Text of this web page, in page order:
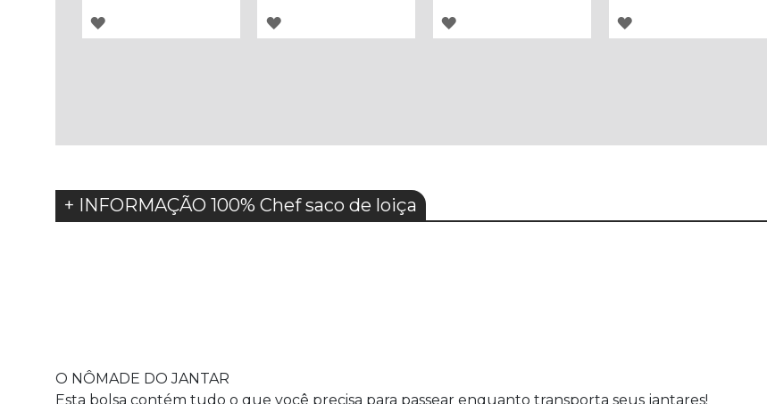
ADICIONAR
DESEJOS
ADICIONAR
DESEJOS
ADICIONAR
DESEJOS
ADICIONAR
DESEJOS
+ INFORMAÇÃO 100% Chef saco de loiça
O NÔMADE DO JANTAR
Esta bolsa contém tudo o que você precisa para passear enquanto transporta seus jantares!